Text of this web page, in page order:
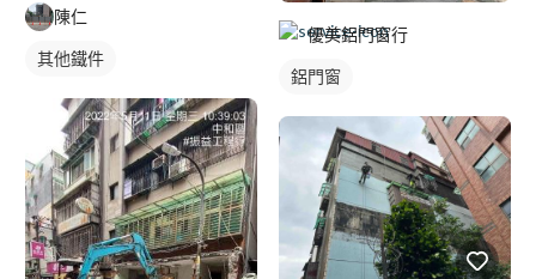
陳仁
其他鐵件
優美鋁門窗行
鋁門窗